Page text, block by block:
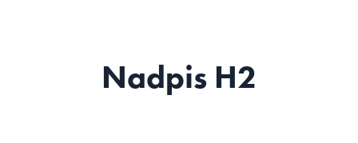
Nadpis H2